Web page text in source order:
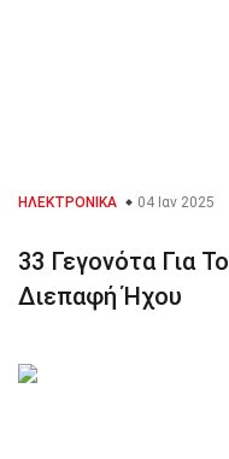
ΗΛΕΚΤΡΟΝΙΚΆ 04 Ιαν 2025
33 Γεγονότα Για Το
Διεπαφή Ήχου